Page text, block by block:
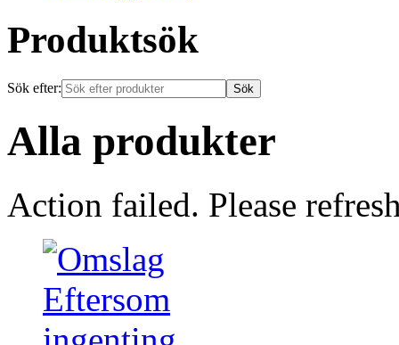
Produktsök
Sök efter:
Alla produkter
Action failed. Please